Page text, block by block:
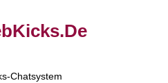
Chatsystem